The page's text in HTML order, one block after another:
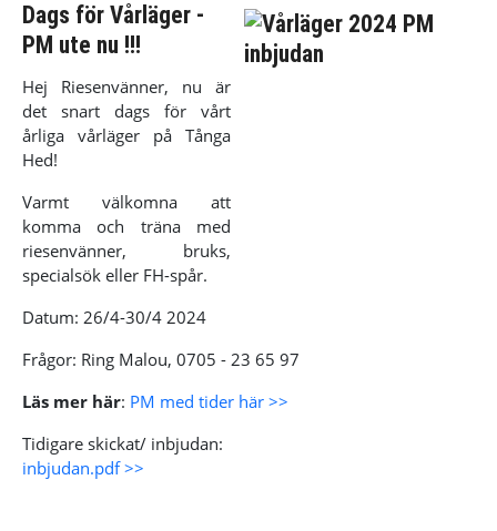
Dags för Vårläger -
PM ute nu !!!
Hej Riesenvänner, nu är
det snart dags för vårt
årliga vårläger på Tånga
Hed!
Varmt välkomna att
komma och träna med
riesenvänner, bruks,
specialsök eller FH-spår.
Datum: 26/4-30/4 2024
Frågor: Ring Malou, 0705 - 23 65 97
Läs mer här: PM med tider här >>
Tidigare skickat/ inbjudan:
inbjudan.pdf >>